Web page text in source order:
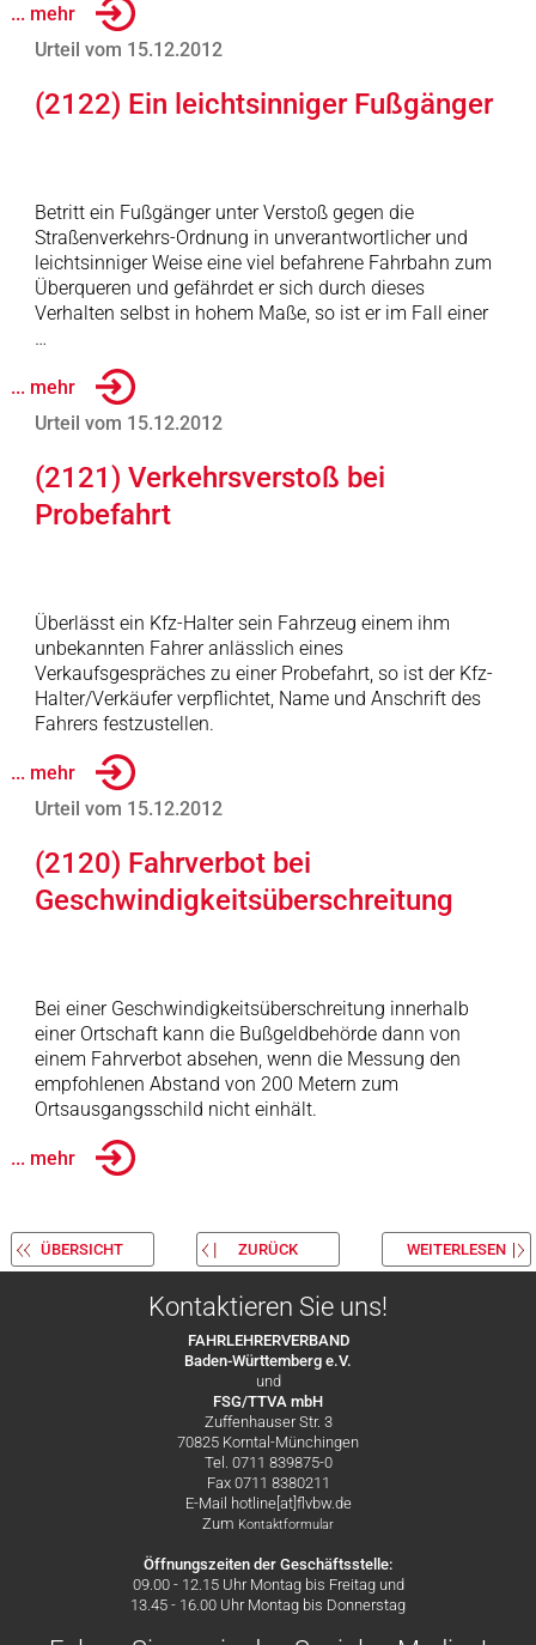
... mehr
Urteil vom 15.12.2012
(2122) Ein leichtsinniger Fußgänger
Betritt ein Fußgänger unter Verstoß gegen die
Straßenverkehrs-Ordnung in unverantwortlicher und
leichtsinniger Weise eine viel befahrene Fahrbahn zum
Überqueren und gefährdet er sich durch dieses
Verhalten selbst in hohem Maße, so ist er im Fall einer
…
... mehr
Urteil vom 15.12.2012
(2121) Verkehrsverstoß bei
Probefahrt
Überlässt ein Kfz-Halter sein Fahrzeug einem ihm
unbekannten Fahrer anlässlich eines
Verkaufsgespräches zu einer Probefahrt, so ist der Kfz-
Halter/Verkäufer verpflichtet, Name und Anschrift des
Fahrers festzustellen.
... mehr
Urteil vom 15.12.2012
(2120) Fahrverbot bei
Geschwindigkeitsüberschreitung
Bei einer Geschwindigkeitsüberschreitung innerhalb
einer Ortschaft kann die Bußgeldbehörde dann von
einem Fahrverbot absehen, wenn die Messung den
empfohlenen Abstand von 200 Metern zum
Ortsausgangsschild nicht einhält.
... mehr
ÜBERSICHT ZURÜCK WEITERLESEN
Kontaktieren Sie uns!
FAHRLEHRERVERBAND
Baden-Württemberg e.V.
und
FSG/TTVA mbH
Zuffenhauser Str. 3
70825 Korntal-Münchingen
Tel. 0711 839875-0
Fax 0711 8380211
E-Mail hotline[at]flvbw.de
Zum Kontaktformular
Öffnungszeiten der Geschäftsstelle:
09.00 - 12.15 Uhr Montag bis Freitag und
13.45 - 16.00 Uhr Montag bis Donnerstag